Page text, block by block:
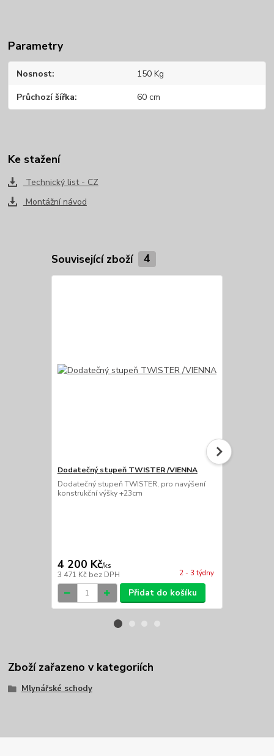
Parametry
Nosnost 150 Kg
Průchozí šířka 60 cm
Ke stažení
Technický list - CZ
Montážní návod
Související zboží 4
Dodatečný stupeň TWISTER /VIENNA
Dodatečný stupeň TWISTER, pro navýšení
konstrukční výšky +23cm
4 200 Kč/ks
3 471 Kč bez DPH 2 - 3 týdny
Přidat do košíku
Zboží zařazeno v kategoriích
Mlynářské schody